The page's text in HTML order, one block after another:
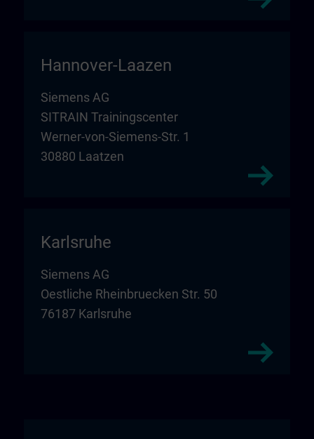
Hannover-Laazen
Siemens AG
SITRAIN Trainingscenter
Werner-von-Siemens-Str. 1
30880 Laatzen
Karlsruhe
Siemens AG
Oestliche Rheinbruecken Str. 50
76187 Karlsruhe